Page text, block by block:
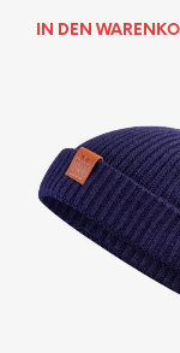
IN DEN